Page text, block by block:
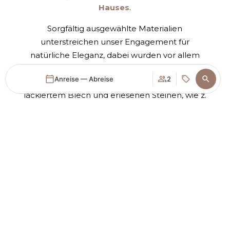
Anreise — Abreise 2
Hauses.
Sorgfältig ausgewählte Materialien
unterstreichen unser Engagement für
natürliche Eleganz, dabei wurden vor allem
Eiche und andere Holzarten eingesetzt. Diese
wurden dann mit Stroh, edlen Stoffen, Eisen,
lackiertem Blech und erlesenen Steinen, wie z.